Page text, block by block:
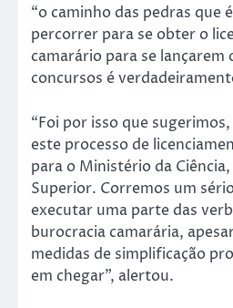
“o caminho das pedras que
percorrer para se obter o
camarário para se lançarem
concursos é
“Foi por isso que
este processo de
para o Ministério da
Superior. Corremos um
executar uma parte das
burocracia camarária,
medidas de simplificação
em chegar”, alertou.